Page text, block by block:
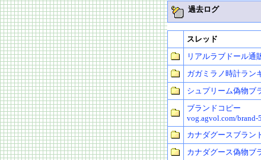
過去ログ
スレッド
リアルラブドール通
ガガミラノ時計ラン
シュプリーム偽物ブ
ブランドコピー
vog.agvol.com/brand-
カナダグースブラン
カナダグース偽物ブ